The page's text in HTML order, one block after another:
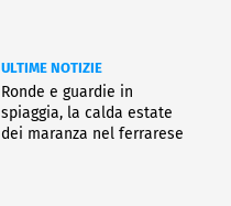
ULTIME NOTIZIE
Ronde e guardie in
spiaggia, la calda estate
dei maranza nel ferrarese